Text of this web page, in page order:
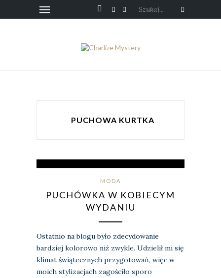
Szukaj...
PUCHOWA KURTKA
MODA
PUCHÓWKA W KOBIECYM
WYDANIU
Ostatnio na blogu było zdecydowanie
bardziej kolorowo niż zwykle. Udzielił mi się
klimat świątecznych przygotowań, więc w
moich stylizacjach zagościło sporo